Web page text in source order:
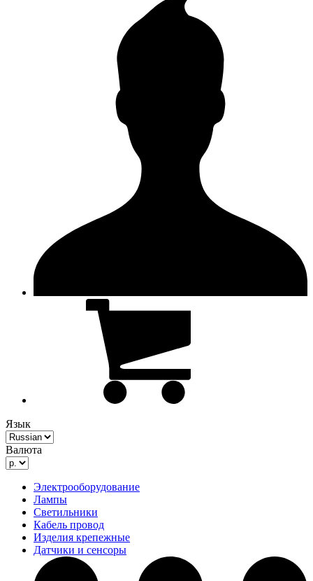
Язык
Валюта
Электрооборудование
Лампы
Светильники
Кабель провод
Изделия крепежные
Датчики и сенсоры